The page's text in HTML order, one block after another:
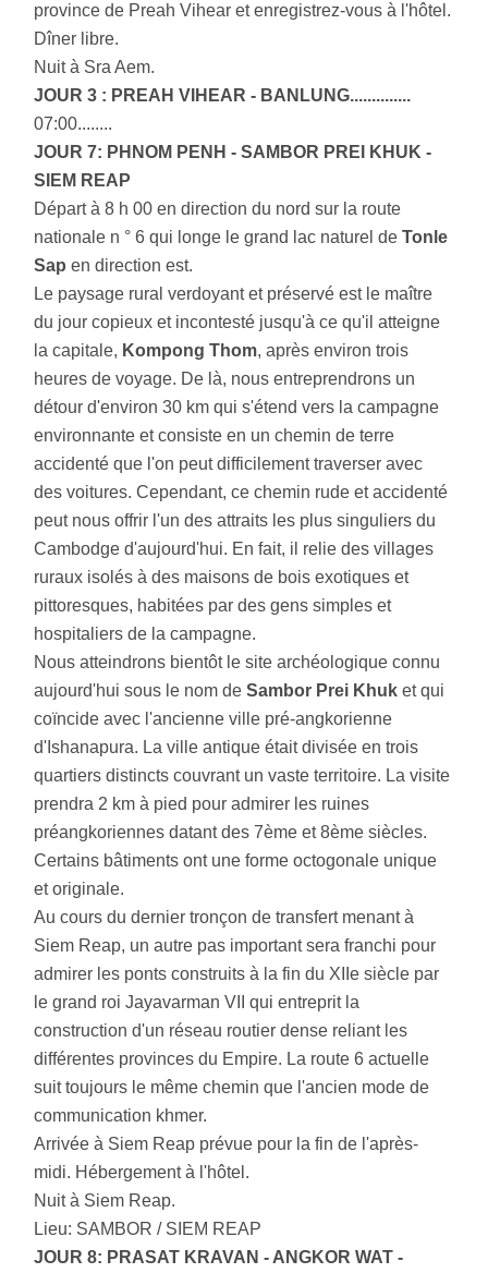
province de Preah Vihear et enregistrez-vous à l'hôtel.
Dîner libre.
Nuit à Sra Aem.
JOUR 3 : PREAH VIHEAR - BANLUNG..............
07:00........
JOUR 7: PHNOM PENH - SAMBOR PREI KHUK -
SIEM REAP
Départ à 8 h 00 en direction du nord sur la route
nationale n ° 6 qui longe le grand lac naturel deTonle
Sap en direction est.
Le paysage rural verdoyant et préservé est le maître
du jour copieux et incontesté jusqu'à ce qu'il atteigne
la capitale, Kompong Thom, après environ trois
heures de voyage. De là, nous entreprendrons un
détour d'environ 30 km qui s'étend vers la campagne
environnante et consiste en un chemin de terre
accidenté que l'on peut difficilement traverser avec
des voitures. Cependant, ce chemin rude et accidenté
peut nous offrir l'un des attraits les plus singuliers du
Cambodge d'aujourd'hui. En fait, il relie des villages
ruraux isolés à des maisons de bois exotiques et
pittoresques, habitées par des gens simples et
hospitaliers de la campagne.
Nous atteindrons bientôt le site archéologique connu
aujourd'hui sous le nom deSambor Prei Khuk et qui
coïncide avec l'ancienne ville pré-angkorienne
d'Ishanapura. La ville antique était divisée en trois
quartiers distincts couvrant un vaste territoire. La visite
prendra 2 km à pied pour admirer les ruines
préangkoriennes datant des 7ème et 8ème siècles.
Certains bâtiments ont une forme octogonale unique
et originale.
Au cours du dernier tronçon de transfert menant à
Siem Reap, un autre pas important sera franchi pour
admirer les ponts construits à la fin du XIIe siècle par
le grand roi Jayavarman VII qui entreprit la
construction d'un réseau routier dense reliant les
différentes provinces du Empire. La route 6 actuelle
suit toujours le même chemin que l'ancien mode de
communication khmer.
Arrivée à Siem Reap prévue pour la fin de l'après-
midi. Hébergement à l'hôtel.
Nuit à Siem Reap.
Lieu: SAMBOR / SIEM REAP
JOUR 8: PRASAT KRAVAN - ANGKOR WAT -